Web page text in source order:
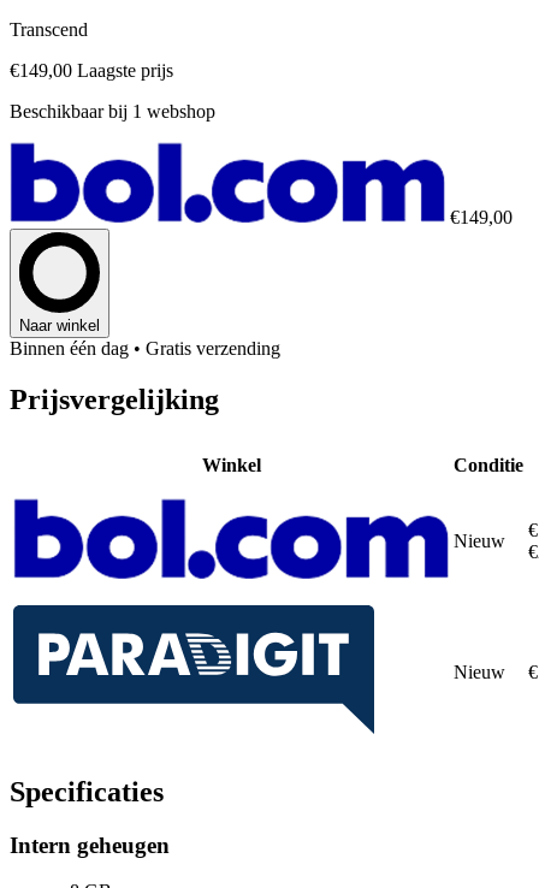
Transcend
€149,00 Laagste prijs
Beschikbaar bij 1 webshop
€149,00
Naar winkel
Binnen één dag • Gratis verzending
Prijsvergelijking
Winkel Conditie
Nieuw
Nieuw
Specificaties
Intern geheugen